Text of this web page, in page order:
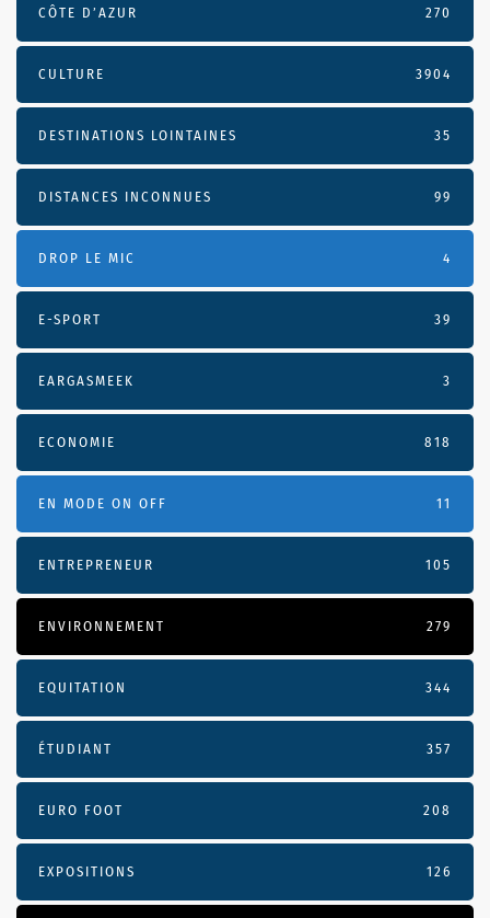
CÔTE D’AZUR 270
CULTURE 3904
DESTINATIONS LOINTAINES 35
DISTANCES INCONNUES 99
DROP LE MIC 4
E-SPORT 39
EARGASMEEK 3
ECONOMIE 818
EN MODE ON OFF 11
ENTREPRENEUR 105
ENVIRONNEMENT 279
EQUITATION 344
ÉTUDIANT 357
EURO FOOT 208
EXPOSITIONS 126